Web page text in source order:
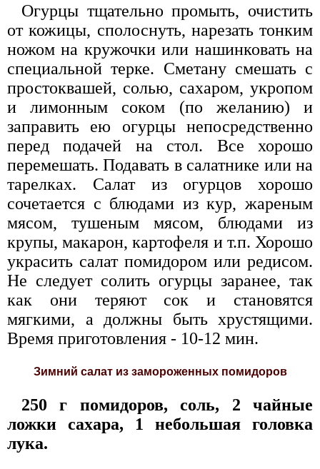
Огурцы тщательно промыть, очистить
от кожицы, сполоснуть, нарезать тонким
ножом на кружочки или нашинковать на
специальной терке. Сметану смешать с
простоквашей, солью, сахаром, укропом
и лимонным соком (по желанию) и
заправить ею огурцы непосредственно
перед подачей на стол. Все хорошо
перемешать. Подавать в салатнике или на
тарелках. Салат из огурцов хорошо
сочетается с блюдами из кур, жареным
мясом, тушеным мясом, блюдами из
крупы, макарон, картофеля и т.п. Хорошо
украсить салат помидором или редисом.
Не следует солить огурцы заранее, так
как они теряют сок и становятся
мягкими, а должны быть хрустящими.
Время приготовления - 10-12 мин.
Зимний салат из замороженных помидоров
250 г помидоров, соль, 2 чайные
ложки сахара, 1 небольшая головка
лука.